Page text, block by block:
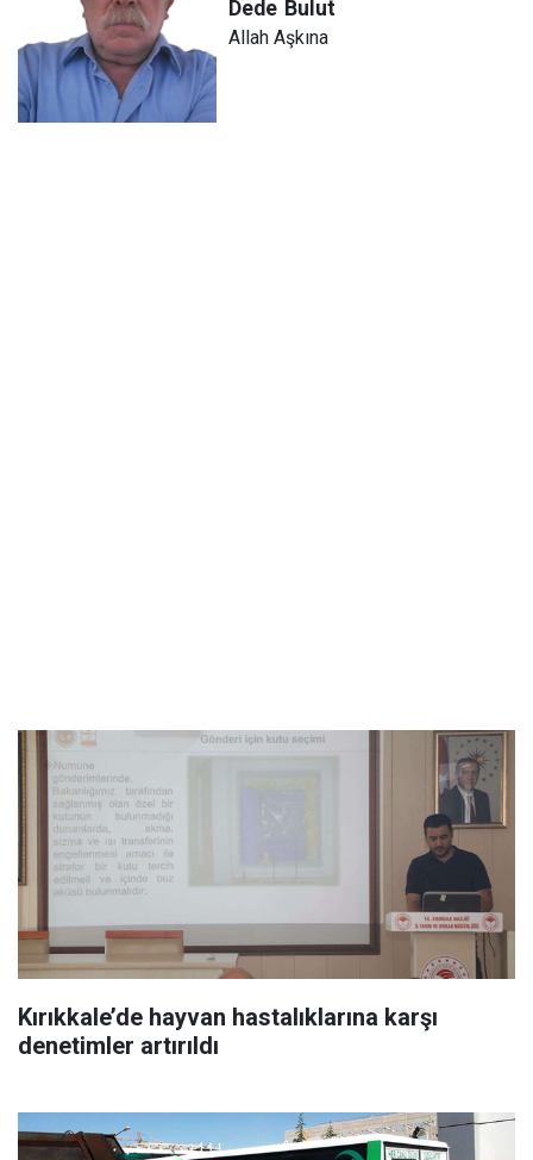
Dede Bulut
Allah Aşkına
Kırıkkale’de hayvan hastalıklarına karşı
denetimler artırıldı